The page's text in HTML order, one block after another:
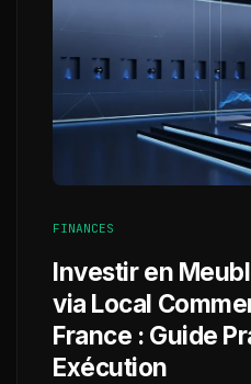
FINANCES
Investir en
via Local
France : Guide
Exécution